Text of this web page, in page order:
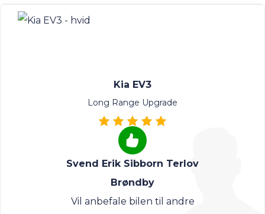
Kia EV3
Long Range Upgrade
Svend Erik Sibborn Terlov
Brøndby
Vil anbefale bilen til andre